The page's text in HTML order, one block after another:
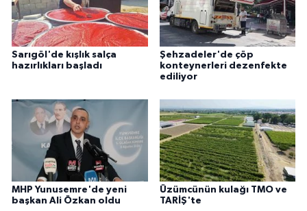
Sarıgöl'de kışlık salça
hazırlıkları başladı
Şehzadeler'de çöp
konteynerleri dezenfekte
ediliyor
MHP Yunusemre'de yeni
başkan Ali Özkan oldu
Üzümcünün kulağı TMO ve
TARİŞ'te